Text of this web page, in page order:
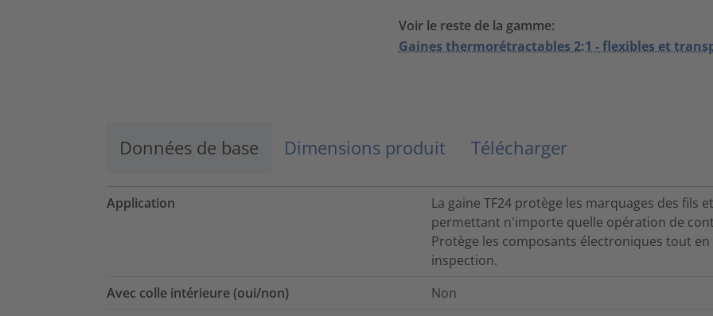
Voir le reste de la gamme:
Gaines thermorétractables 2:1 - flexibles et
Données de base Dimensions produit Télécharger
Application
La gaine TF24 protège les marquages des
permettant n'importe quelle opération de
Protège les composants électroniques tout
inspection.
Avec colle intérieure (oui/non)
Non